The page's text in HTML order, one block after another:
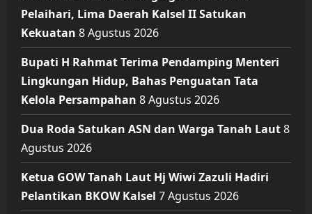
Pelaihari, Lima Daerah Kalsel II Satukan
Kekuatan 8 Agustus 2026
Bupati H Rahmat Terima Pendamping Menteri
Lingkungan Hidup, Bahas Penguatan Tata
Kelola Persampahan 8 Agustus 2026
Dua Roda Satukan ASN dan Warga Tanah Laut8
Agustus 2026
Ketua GOW Tanah Laut Hj Wiwi Zazuli Hadiri
Pelantikan BKOW Kalsel 7 Agustus 2026